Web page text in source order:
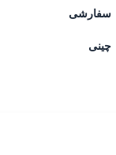
سفارشی
چینی